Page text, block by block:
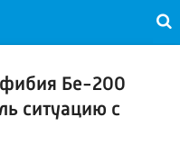
Бе-200
ситуацию с